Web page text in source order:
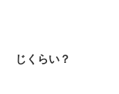
じくらい？